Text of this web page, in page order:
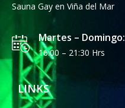
Sauna Gay en Viña del Mar
Martes – Domingo:
16:00 – 21:30 Hrs
LINKS